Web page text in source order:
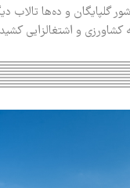
گلپایگان و ده‌ها تالاب
و اشتغالزایی